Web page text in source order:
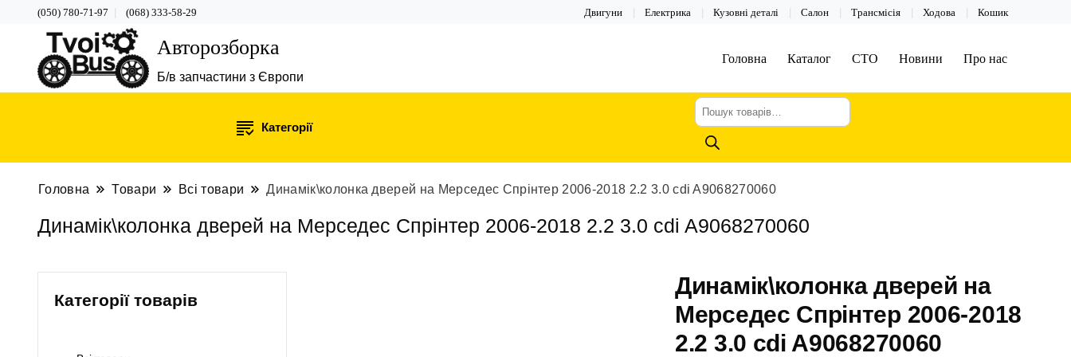
(050) 780-71-97 (068) 333-58-29 Двигуни Електрика Кузовні деталі Салон Трансмісія Ходова Кошик
Авторозборка
Б/в запчастини з Європи
Головна Каталог СТО Новини Про нас
Категорії
Пошук
товарів
Головна Товари Всі товари Динамік\колонка дверей на Мерседес Спрінтер 2006-2018 2.2 3.0 cdi A9068270060
Динамік\колонка дверей на Мерседес Спрінтер 2006-2018 2.2 3.0 cdi A9068270060
Динамік\колонка дверей на
Мерседес Спрінтер 2006-2018
2.2 3.0 cdi A9068270060
Категорії товарів